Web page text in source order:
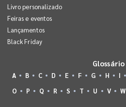
Livro personalizado
Feiras e eventos
Lançamentos
Black Friday
Glossário
A B C D E F G H I
O
P Q R S T U V W